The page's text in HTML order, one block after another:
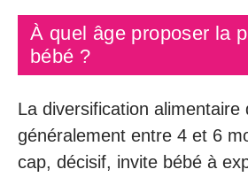
À quel âge proposer la
bébé ?
La diversification alimentaire
généralement entre 4 et 6
cap, décisif, invite bébé à